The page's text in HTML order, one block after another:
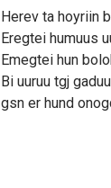
Herev ta hoyriin
Eregtei humuus
Emegtei hun
Bi uuruu tgj
gsn er hund